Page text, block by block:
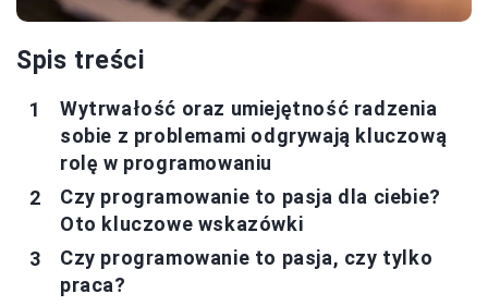
Spis treści
Wytrwałość oraz umiejętność radzenia
sobie z problemami odgrywają kluczową
rolę w programowaniu
Czy programowanie to pasja dla ciebie?
Oto kluczowe wskazówki
Czy programowanie to pasja, czy tylko
praca?